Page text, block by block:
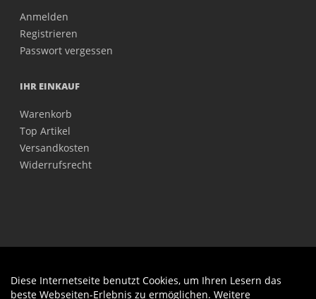
Anmelden
Registrieren
Passwort vergessen
IHR EINKAUF
Warenkorb
Top Artikel
Versandkosten
Widerrufsrecht
Diese Internetseite benutzt Cookies, um Ihren Lesern das
beste Webseiten-Erlebnis zu ermöglichen. Weitere
Auftrag widerrufen